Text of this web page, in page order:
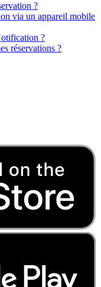
?
via un appareil mobile
?
réservations ?